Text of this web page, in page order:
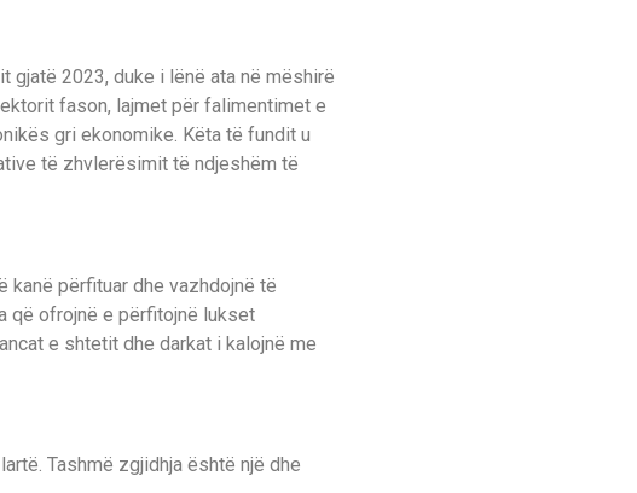
gjatë 2023, duke i lënë ata në mëshirë
fason, lajmet për falimentimet e
gri ekonomike. Këta të fundit u
të zhvlerësimit të ndjeshëm të
kanë përfituar dhe vazhdojnë të
që ofrojnë e përfitojnë lukset
e shtetit dhe darkat i kalojnë me
Tashmë zgjidhja është një dhe